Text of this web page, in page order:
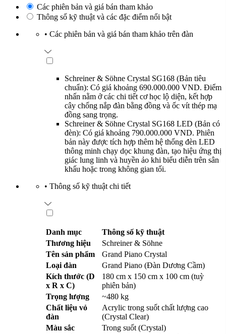
Các phiên bản và giá bán tham khảo
Thông số kỹ thuật và các đặc điểm nổi bật
• Các phiên bản và giá bán tham khảo trên đàn
Schreiner & Söhne Crystal SG168 (Bản tiêu
chuẩn): Có giá khoảng 690.000.000 VND. Điểm
nhấn nằm ở các chi tiết cơ học lộ diện, kết hợp
cây chống nắp đàn bằng đồng và ốc vít thép mạ
đồng sang trọng.
Schreiner & Söhne Crystal SG168 LED (Bản có
đèn): Có giá khoảng 790.000.000 VND. Phiên
bản này được tích hợp thêm hệ thống đèn LED
thông minh chạy dọc khung đàn, tạo hiệu ứng thị
giác lung linh và huyền ảo khi biểu diễn trên sân
khấu hoặc trong không gian tối.
• Thông số kỹ thuật chi tiết
Danh mục
Thông số kỹ thuật
Thương hiệu
Schreiner & Söhne
Tên sản phẩm
Grand Piano Crystal
Loại đàn
Grand Piano (Đàn Dương Cầm)
Kích thước (D
x R x C)
180 cm x 150 cm x 100 cm (tuỳ
phiên bản)
Trọng lượng
~480 kg
Chất liệu vỏ
đàn
Acrylic trong suốt chất lượng cao
(Crystal Clear)
Màu sắc
Trong suốt (Crystal)